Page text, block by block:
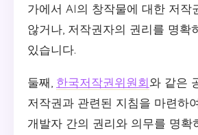
가에서 AI의 창작물에 대한 저작
않거나, 저작권자의 권리를 명확
있습니다.
둘째, 한국저작권위원회와 같은
저작권과 관련된 지침을 마련하
개발자 간의 권리와 의무를 명확